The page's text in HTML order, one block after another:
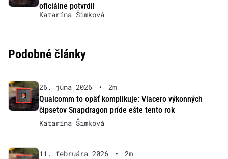
oficiálne potvrdil
Katarína Šimková
Podobné články
26. júna 2026 •
2m
Qualcomm to opäť komplikuje: Viacero výkonných
čipsetov Snapdragon príde ešte tento rok
Katarína Šimková
11. februára 2026 •
2m